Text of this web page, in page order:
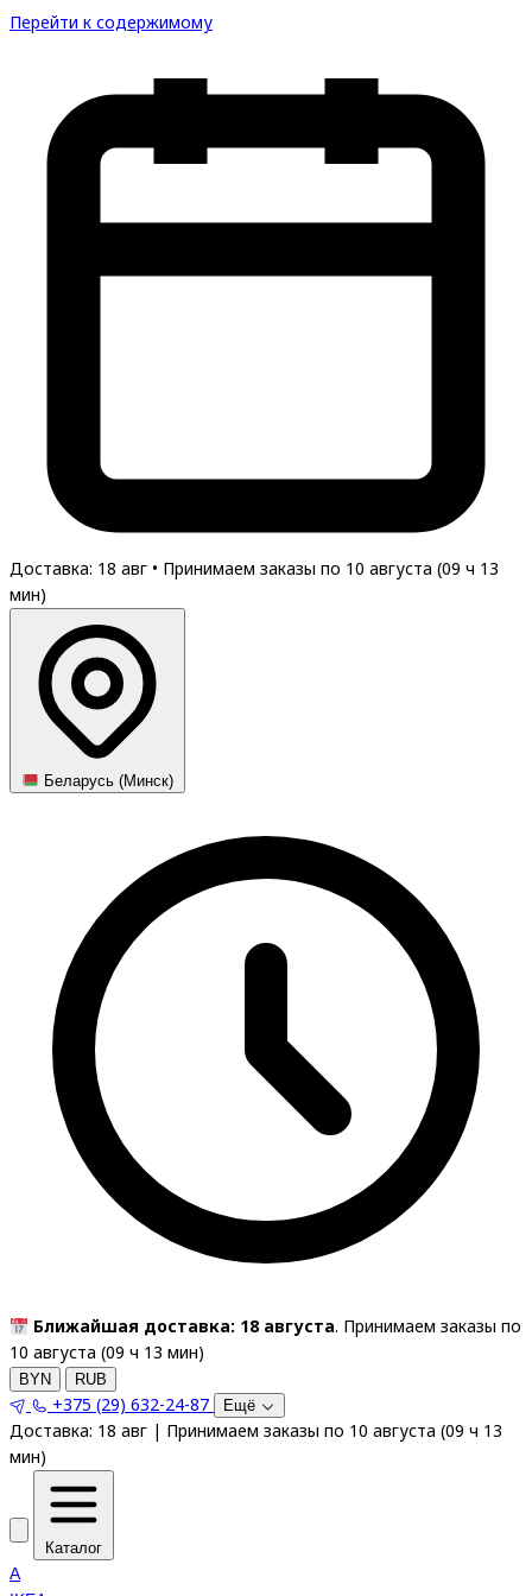
Перейти к содержимому
Доставка: 18 авг • Принимаем заказы по 10 августа (09 ч 13
мин)
Беларусь (Минск)
Ближайшая доставка: 18 августа. Принимаем заказы по
10 августа (09 ч 13 мин)
BYN RUB
+375 (29) 632-24-87 Ещё
Доставка: 18 авг | Принимаем заказы по 10 августа (09 ч 13
мин)
Каталог
A